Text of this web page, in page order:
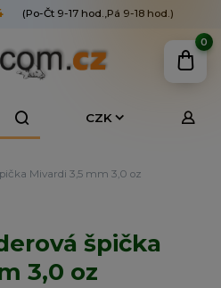
CZK
(Po-Čt 9-17 hod.,Pá 9-18 hod.)
0
Mivardi 3,5 mm 3,0 oz
špička
3,0 oz